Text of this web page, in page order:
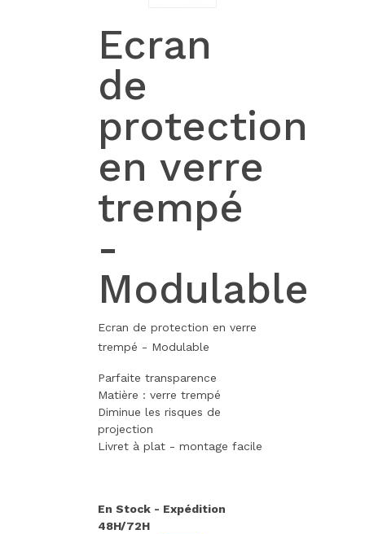
Ecran
de
protection
en verre
trempé
-
Modulable
Ecran de protection en verre
trempé - Modulable
Parfaite transparence
Matière : verre trempé
Diminue les risques de
projection
Livret à plat - montage facile
En Stock - Expédition
48H/72H